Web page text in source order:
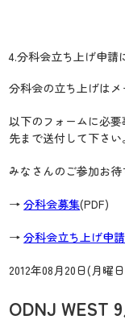
4.分科会立ち上げ申請
分科会の立ち上げはメ
以下のフォームに必
先まで送付して下さい。
みなさんのご参加お待
→分科会募集(PDF)
→分科会立ち上げ申
2012年08月20日(月曜
ODNJ WEST